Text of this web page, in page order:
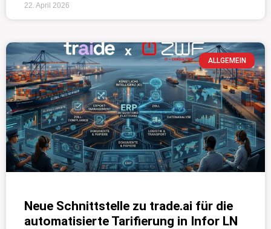
22. April 2026
ALLGEMEIN
Neue Schnittstelle zu trade.ai für die
automatisierte Tarifierung in Infor LN